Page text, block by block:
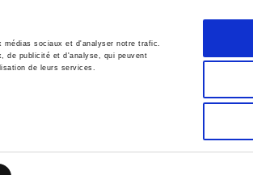
sociaux et d'analyser notre trafic.
de publicité et d'analyse, qui peuvent
de leurs services.
Français